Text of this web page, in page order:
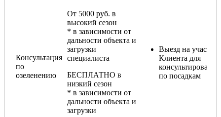
Консультация
по
озеленению
От 5000 руб. в
высокий сезон
* в зависимости от
дальности объекта и
загрузки
специалиста
БЕСПЛАТНО в
низкий сезон
* в зависимости от
дальности объекта и
загрузки
Выезд на участок
Клиента для
консультирования
по посадкам